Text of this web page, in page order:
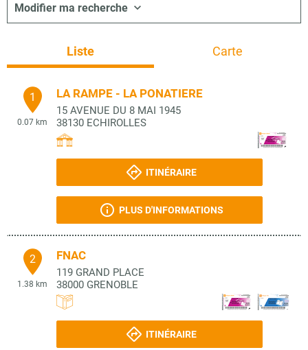
Modifier ma recherche
Liste Carte
1
0.07 km
LA RAMPE - LA PONATIERE
15 AVENUE DU 8 MAI 1945
38130 ECHIROLLES
ITINÉRAIRE
PLUS D'INFORMATIONS
2
1.38 km
FNAC
119 GRAND PLACE
38000 GRENOBLE
ITINÉRAIRE